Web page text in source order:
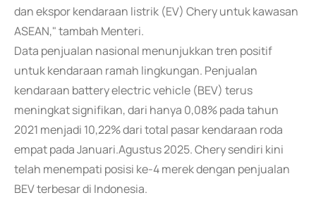
dan ekspor kendaraan listrik (EV) Chery untuk kawasan
ASEAN," tambah Menteri.
Data penjualan nasional menunjukkan tren positif
untuk kendaraan ramah lingkungan. Penjualan
kendaraan battery electric vehicle (BEV) terus
meningkat signifikan, dari hanya 0,08% pada tahun
2021 menjadi 10,22% dari total pasar kendaraan roda
empat pada Januari.Agustus 2025. Chery sendiri kini
telah menempati posisi ke-4 merek dengan penjualan
BEV terbesar di Indonesia.